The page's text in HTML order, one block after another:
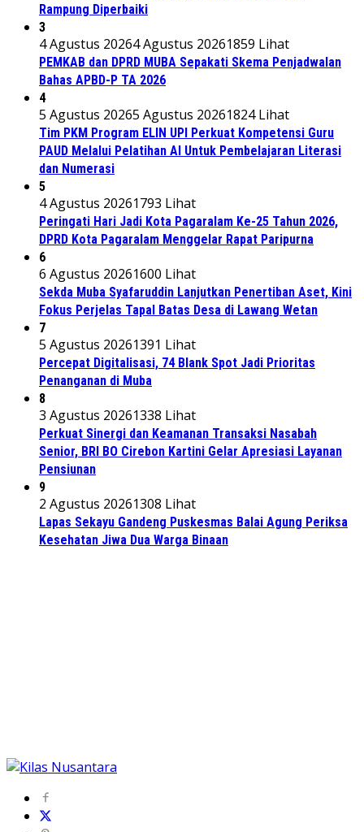
Rampung Diperbaiki
3
4 Agustus 20264 Agustus 20261859 Lihat
PEMKAB dan DPRD MUBA Sepakati Skema Penjadwalan
Bahas APBD-P TA 2026
4
5 Agustus 20265 Agustus 20261824 Lihat
Tim PKM Program ELIN UPI Perkuat Kompetensi Guru
PAUD Melalui Pelatihan AI Untuk Pembelajaran Literasi
dan Numerasi
5
4 Agustus 20261793 Lihat
Peringati Hari Jadi Kota Pagaralam Ke-25 Tahun 2026,
DPRD Kota Pagaralam Menggelar Rapat Paripurna
6
6 Agustus 20261600 Lihat
Sekda Muba Syafaruddin Lanjutkan Penertiban Aset, Kini
Fokus Perjelas Tapal Batas Desa di Lawang Wetan
7
5 Agustus 20261391 Lihat
Percepat Digitalisasi, 74 Blank Spot Jadi Prioritas
Penanganan di Muba
8
3 Agustus 20261338 Lihat
Perkuat Sinergi dan Keamanan Transaksi Nasabah
Senior, BRI BO Cirebon Kartini Gelar Apresiasi Layanan
Pensiunan
9
2 Agustus 20261308 Lihat
Lapas Sekayu Gandeng Puskesmas Balai Agung Periksa
Kesehatan Jiwa Dua Warga Binaan